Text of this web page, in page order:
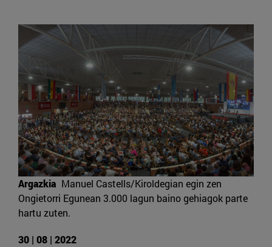
Argazkia Manuel Castells/Kiroldegian egin zen
Ongietorri Egunean 3.000 lagun baino gehiagok parte
hartu zuten.
30 | 08 | 2022